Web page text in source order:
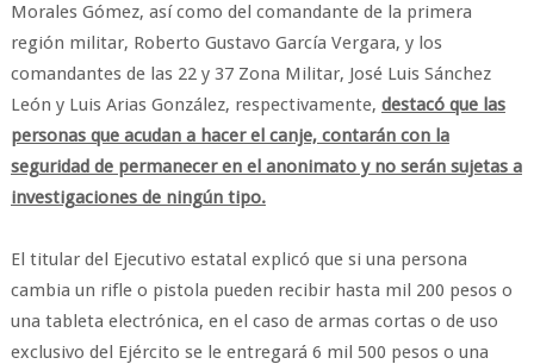
Morales Gómez, así como del comandante de la primera
región militar, Roberto Gustavo García Vergara, y los
comandantes de las 22 y 37 Zona Militar, José Luis Sánchez
León y Luis Arias González, respectivamente, destacó que las
personas que acudan a hacer el canje, contarán con la
seguridad de permanecer en el anonimato y no serán sujetas a
investigaciones de ningún tipo.
El titular del Ejecutivo estatal explicó que si una persona
cambia un rifle o pistola pueden recibir hasta mil 200 pesos o
una tableta electrónica, en el caso de armas cortas o de uso
exclusivo del Ejército se le entregará 6 mil 500 pesos o una